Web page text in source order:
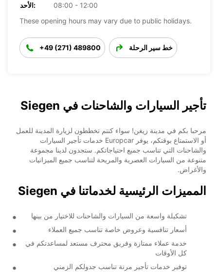
الأحد:
08:00 - 12:00
These opening hours may vary due to public holidays.
+49 (271) 489800 خط سير الرحلة
تأجير السيارات والشاحنات في Siegen
مرحبا بكم في مدينة زيغن! سواء كنتم تخططون لزيارة المدينة للعمل
أو الاستمتاع بوقتكم، يوفر Europcar خدمات تأجير السيارات
والشاحنات التي تناسب جميع احتياجاتكم. ستجدون لدينا مجموعة
متنوعة من السيارات العصرية والمريحة لتناسب جميع الميزانيات
والأغراض.
المميزات الرئيسية لخدماتنا في Siegen
تشكيلة واسعة من السيارات والشاحنات للاختيار من بينها
أسعار تنافسية وعروض خاصة تناسب جميع العملاء
خدمة عملاء ممتازة وفريق محترف مستعد لمساعدتكم في
كل الأوقات
توفير خدمات تأجير مرنة تناسب جدولكم الزمني